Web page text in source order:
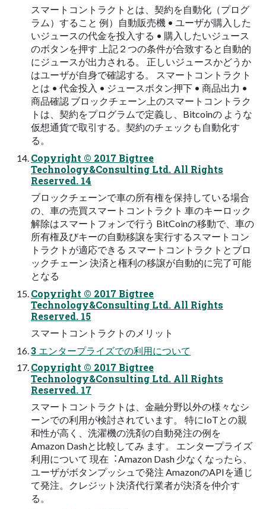
スマートコントラクトとは、契約を⾃動化（プログ
ラム）すること 例）⾃動販売機 • ユーザが購⼊した
いジュースの代⾦を投⼊する • 購⼊したいジュース
のボタンを押す 上記２つの条件が合致すると⾃動的
にジュースが出⼒される。 正しいジュースかどうか
はユーザが⾃⾝で確認する。 スマートコントラクト
とは • 代⾦投⼊ • ジュースボタン押下 • 商品出⼒ •
商品確認 ブロックチェーン上のスマートコントラク
トは、契約をプログラムで定義し、Bitcoinの ような
仮想通貨で取引する。契約のチェックも⾃動化す
る。
Copyright © 2017 Bigtree
Technology&Consulting Ltd. All Rights
Reserved. 14
ブロックチェーンで⾞の所有権を保持している場合
の、⾞の売買スマートコントラクト ⾞のキーロック
解除はスマートフォンで⾏う BitCoinの移動で、⾞の
所有権及びキーの⾃動移譲を実⾏するスマートコン
トラクトが適応できる スマートコントラクトとブロ
ックチェーン 決済と権利の移譲が⾃動的に完了可能
となる
Copyright © 2017 Bigtree
Technology&Consulting Ltd. All Rights
Reserved. 15
スマートコントラクトのメリット
3 エンタープライズでの利⽤について
Copyright © 2017 Bigtree
Technology&Consulting Ltd. All Rights
Reserved. 17
スマートコントラクトは、⾦融分野以外の様々なシ
ーンでの利⽤が検討されています。 特にIoTとの親
和性が⾼く、洗濯機の洗剤の⾃動発注の例を
Amazon Dashと⽐較してみ ます。 エンタープライズ
利⽤について 現在︓Amazon Dash 少なくなったら、
ユーザがボタンプッシュで発注 AmazonのAPIを通じ
て発注。クレジット決済代⾏業者が決済を仲介す
る。